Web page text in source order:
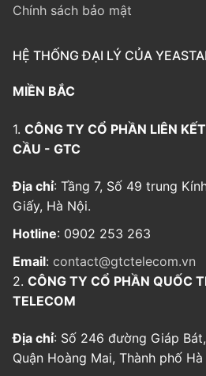
Chính sách bảo mật
HỆ THỐNG ĐẠI LÝ CỦA
MIỀN BẮC
1. CÔNG TY CỔ PHẦN LIÊN
CẦU - GTC
Địa chỉ: Tầng 7, Số 49 trung
Giấy, Hà Nội.
Hotline: 0902 253 263
Email: contact@gtctelecom.vn
2. CÔNG TY CỔ PHẦN QUỐC
TELECOM
Địa chỉ: Số 246 đường Giáp
Quận Hoàng Mai, Thành phố